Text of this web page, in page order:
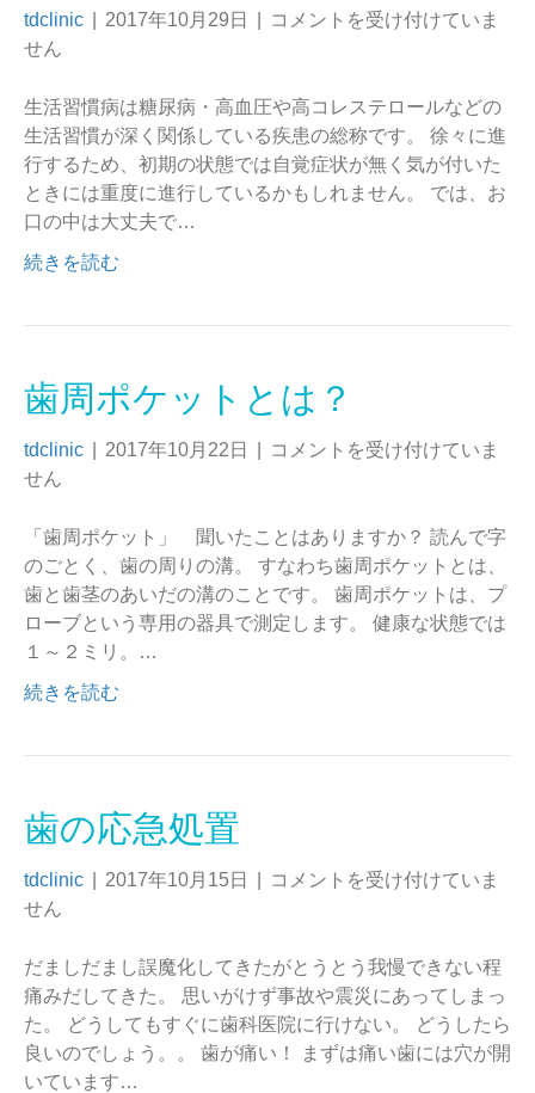
tdclinic 2017年10月29日
コメントを受け付けていま
せん
生活習慣病は糖尿病・高血圧や高コレステロールなどの
生活習慣が深く関係している疾患の総称です。 徐々に進
行するため、初期の状態では自覚症状が無く気が付いた
ときには重度に進行しているかもしれません。 では、お
口の中は大丈夫で…
続きを読む
歯周ポケットとは？
tdclinic 2017年10月22日
コメントを受け付けていま
せん
「歯周ポケット」 聞いたことはありますか？ 読んで字
のごとく、歯の周りの溝。 すなわち歯周ポケットとは、
歯と歯茎のあいだの溝のことです。 歯周ポケットは、プ
ローブという専用の器具で測定します。 健康な状態では
１～２ミリ。…
続きを読む
歯の応急処置
tdclinic 2017年10月15日
コメントを受け付けていま
せん
だましだまし誤魔化してきたがとうとう我慢できない程
痛みだしてきた。 思いがけず事故や震災にあってしまっ
た。 どうしてもすぐに歯科医院に行けない。 どうしたら
良いのでしょう。。 歯が痛い！ まずは痛い歯には穴が開
いています…